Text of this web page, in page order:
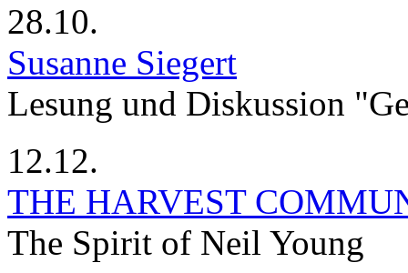
28.10.
Susanne Siegert
Lesung und Diskussion
12.12.
THE HARVEST
The Spirit of Neil Young